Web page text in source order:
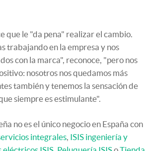
que le "da pena" realizar el cambio.
trabajando en la empresa y nos
con la marca", reconoce, "pero nos
nosotros nos quedamos más
también y tenemos la sensación de
siempre es estimulante".
no es el único negocio en España con
integrales, ISIS ingeniería y